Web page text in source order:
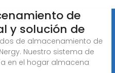
de
y solución de
de almacenamiento de
Nuestro sistema de
en el hogar almacena